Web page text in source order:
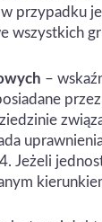
przypadku
wszystkich
–
Jeżeli